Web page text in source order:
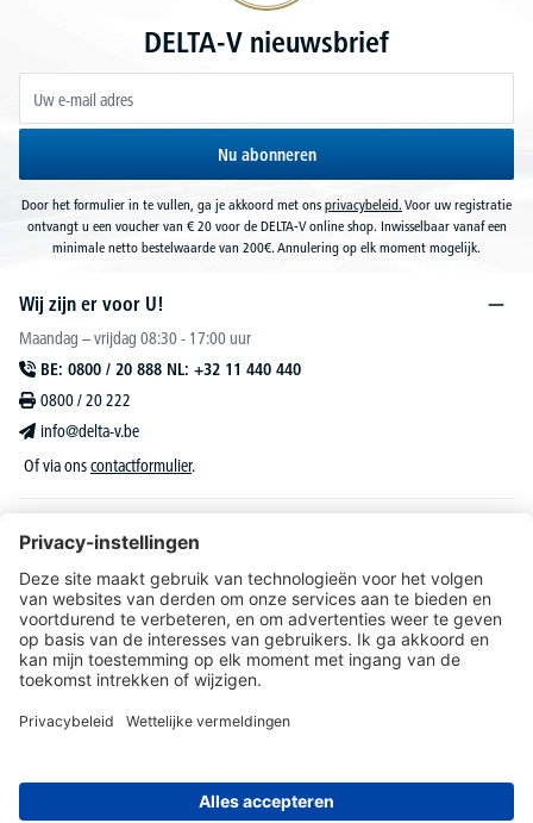
DELTA-V nieuwsbrief
Nu abonneren
Door het formulier in te vullen, ga je akkoord met ons privacybeleid. Voor uw registratie
ontvangt u een voucher van € 20 voor de DELTA-V online shop. Inwisselbaar vanaf een
minimale netto bestelwaarde van 200€. Annulering op elk moment mogelijk.
Wij zijn er voor U!
Maandag – vrijdag 08:30 - 17:00 uur
BE: 0800 / 20 888 NL: +32 11 440 440
0800 / 20 222
info@delta-v.be
Of via onscontactformulier.
DELTA-V Lucas
Klantenservice
Over DELTA-V
en organisaties.